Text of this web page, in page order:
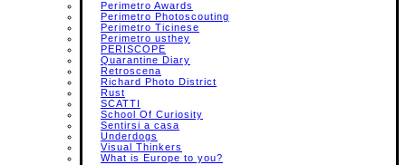
Perimetro Awards
Perimetro Photoscouting
Perimetro Ticinese
Perimetro usthey
PERISCOPE
Quarantine Diary
Retroscena
Richard Photo District
Rust
SCATTI
School Of Curiosity
Sentirsi a casa
Underdogs
Visual Thinkers
What is Europe to you?